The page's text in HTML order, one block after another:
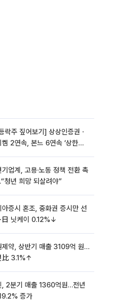
락주 짚어보기] 상상인증권ㆍ
켐 2연속, 본느 6연속 ‘상한
기업계, 고용·노동 정책 전환 촉
청년 희망 되살려야”
아증시 혼조, 중화권 증시만 선
닛케이 0.12%↓
제약, 상반기 매출 3109억 원…
比 3.1%↑
, 2분기 매출 1360억원…전년
증가